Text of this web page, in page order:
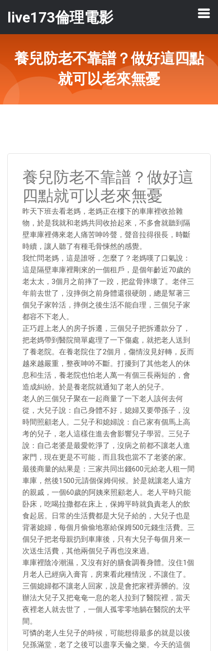
live173倫理電影
養兒防老不靠譜？做好這四點
就可以老來無憂
養兒防老不靠譜？做好這
四點就可以老來無憂
昨天下班去看老媽，老媽正在樓下的車庫裡收拾雜
物，於是我就和老媽共同收拾起來，不多會就聽到隔
壁車庫裡傳來老人痛苦呻吟聲，聲音拉得很長，時斷
時續，讓人聽了有種毛骨悚然的感覺。
我忙問老媽，這是誰呀，怎麼了？老媽嘆了口氣說：
這是隔壁車庫裡剛來的一個租戶，是個年齡近70歲的
老太太，3個月之前摔了一跤，把盆骨摔壞了。老伴三
年前去世了，沒摔倒之前身體還很硬朗，總是幫著三
個兒子家幹活，摔倒之後生活不能自理，三個兒子家
都容不下老人。
正巧趕上老人的房子拆遷，三個兒子把拆遷款分了，
把老媽帶到醫院簡單處理了一下傷處，就把老人送到
了養老院。在養老院住了2個月，傷情沒見好轉，反而
越來越嚴重，整夜呻吟不斷。打擾到了其他老人的休
息和生活，養老院也怕老人萬一有個三長兩短的，會
造成糾紛。於是養老院就通知了老人的兒子。
老人的三個兒子聚在一起商量了一下老人該何去何
從，大兒子說：自己身體不好，媳婦又要帶孫子，沒
時間照顧老人。二兒子和媳婦說：自己家有個馬上高
考的兒子，老人這樣住進去會影響兒子學習。三兒子
說：自己老婆是最愛乾淨了，沒病之前都不讓老人進
家門，現在更是不可能，而且我也當不了老婆的家。
最後商量的結果是：三家共同出錢600元給老人租一間
車庫，然後1500元請個保姆伺候。於是就讓老人遠方
的親戚，一個60歲的阿姨來照顧老人。老人平時只能
卧床，吃喝拉撒都在床上，保姆平時就負責老人的飲
食起居。日常的生活費都是大兒子給的，大兒子也是
背著媳婦，每個月偷偷地塞給保姆500元錢生活費。三
個兒子把老母親扔到車庫後，只有大兒子每個月來一
次送生活費，其他兩個兒子再也沒來過。
車庫裡陰冷潮濕，又沒有好的膳食調養身體。沒住1個
月老人已經病入膏肓，房東看此種情況，不讓住了。
三個媳婦都不讓老人回家，說是會把家裡弄髒的。沒
辦法大兒子又把奄奄一息的老人拉到了醫院裡，當天
夜裡老人就去世了，一個人孤零零地躺在醫院的太平
間。
可憐的老人生兒子的時候，可能想得最多的就是以後
兒孫滿堂，老了之後可以盡享天倫之樂。今天的這個